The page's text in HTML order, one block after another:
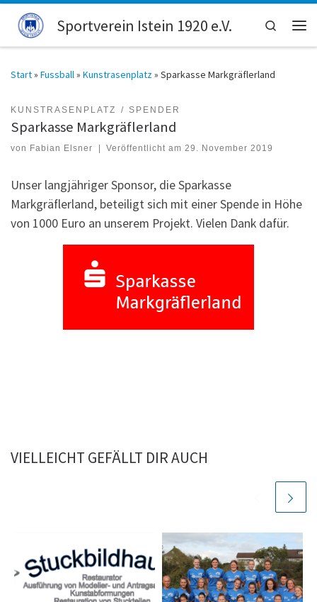
Zum Inhalt springen
Sportverein Istein 1920 e.V.
Search
Start» Fussball» Kunstrasenplatz» Sparkasse Markgräflerland
KUNSTRASENPLATZ SPENDER
Sparkasse Markgräflerland
von Fabian Elsner Veröffentlicht am29. November 2019
Unser langjähriger Sponsor, die Sparkasse
Markgräflerland, beteiligt sich mit einer Spende in Höhe
von 1000 Euro an unserem Projekt. Vielen Dank dafür.
VIELLEICHT GEFÄLLT DIR AUCH